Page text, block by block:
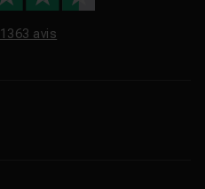
1363 avis